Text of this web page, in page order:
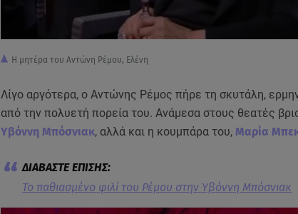
Η μητέρα του Αντώνη Ρέμου, Ελένη
Λίγο αργότερα, ο Αντώνης Ρέμος πήρε τη σκυτάλη,
από την πολυετή πορεία του. Ανάμεσα στους θεατές
Υβόννη Μπόσνιακ, αλλά και η κουμπάρα του, Μαρία
Το παθιασμένο φιλί του Ρέμου στην Υβόννη Μπόσνιακ